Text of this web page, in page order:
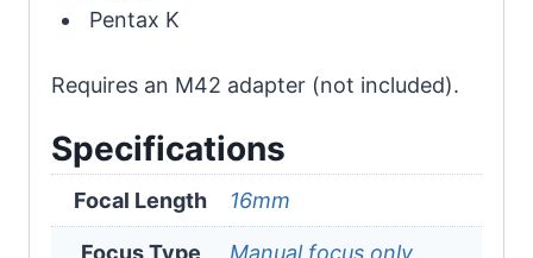
Pentax K
Requires an M42 adapter (not included).
Specifications
Focal Length 16mm
Focus Type Manual focus only